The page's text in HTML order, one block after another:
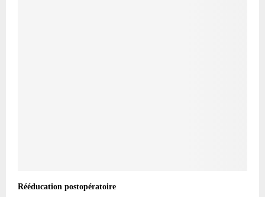
Rééducation postopératoire